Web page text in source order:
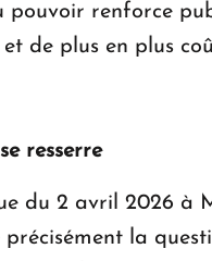
renforce
de plus en plus
resserre
du 2 avril 2026 à
la